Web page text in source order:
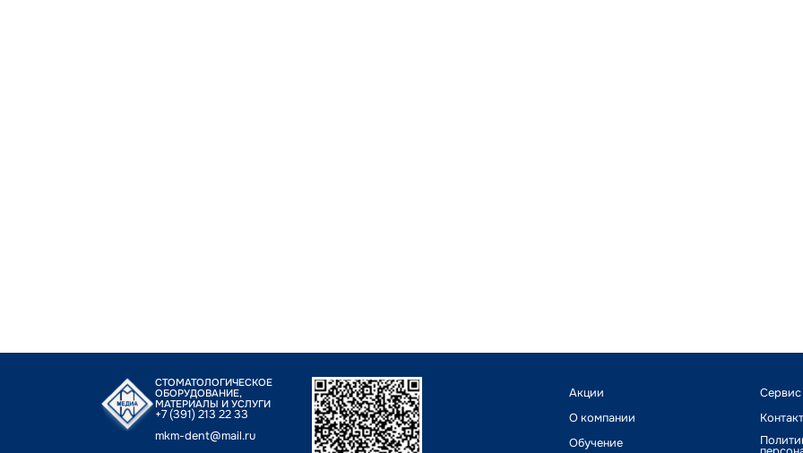
СТОМАТОЛОГИЧЕСКОЕ
ОБОРУДОВАНИЕ,
МАТЕРИАЛЫ И УСЛУГИ
+7 (391) 213 22 33
mkm-dent@mail.ru
Акции
О компании
Обучение
Сервис